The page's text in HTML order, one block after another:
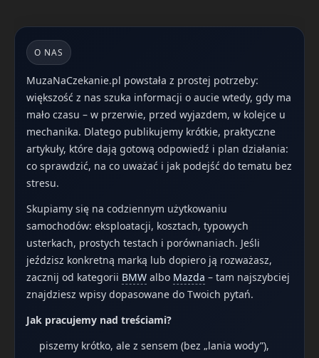
O NAS
MuzaNaCzekanie.pl powstała z prostej potrzeby:
większość z nas szuka informacji o aucie wtedy, gdy ma
mało czasu – w przerwie, przed wyjazdem, w kolejce u
mechanika. Dlatego publikujemy krótkie, praktyczne
artykuły, które dają gotową odpowiedź i plan działania:
co sprawdzić, na co uważać i jak podejść do tematu bez
stresu.
Skupiamy się na codziennym użytkowaniu
samochodów: eksploatacji, kosztach, typowych
usterkach, prostych testach i porównaniach. Jeśli
jeździsz konkretną marką lub dopiero ją rozważasz,
zacznij od kategorii BMW albo Mazda – tam najszybciej
znajdziesz wpisy dopasowane do Twoich pytań.
Jak pracujemy nad treściami?
piszemy krótko, ale z sensem (bez „lania wody”),